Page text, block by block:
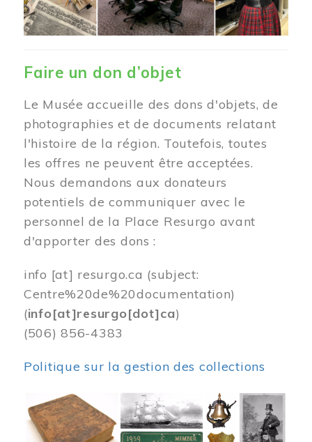
Faire un don d’objet
Le Musée accueille des dons d'objets, de
photographies et de documents relatant
l'histoire de la région. Toutefois, toutes
les offres ne peuvent être acceptées.
Nous demandons aux donateurs
potentiels de communiquer avec le
personnel de la Place Resurgo avant
d'apporter des dons :
info [at] resurgo.ca (subject:
Centre%20de%20documentation)
(info[at]resurgo[dot]ca)
(506) 856-4383
Politique sur la gestion des collections